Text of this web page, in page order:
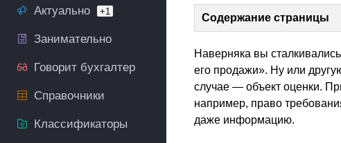
Актуально +1
Занимательно
Говорит бухгалтер
Справочники
Классификаторы
Содержание страницы
Наверняка вы
его продажи». Ну или
случае — объект оценки.
например, право
даже информацию.